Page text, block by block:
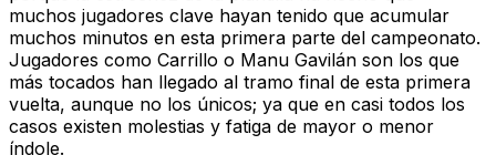
muchos jugadores clave hayan tenido que acumular
muchos minutos en esta primera parte del campeonato.
Jugadores como Carrillo o Manu Gavilán son los que
más tocados han llegado al tramo final de esta primera
vuelta, aunque no los únicos; ya que en casi todos los
casos existen molestias y fatiga de mayor o menor
índole.